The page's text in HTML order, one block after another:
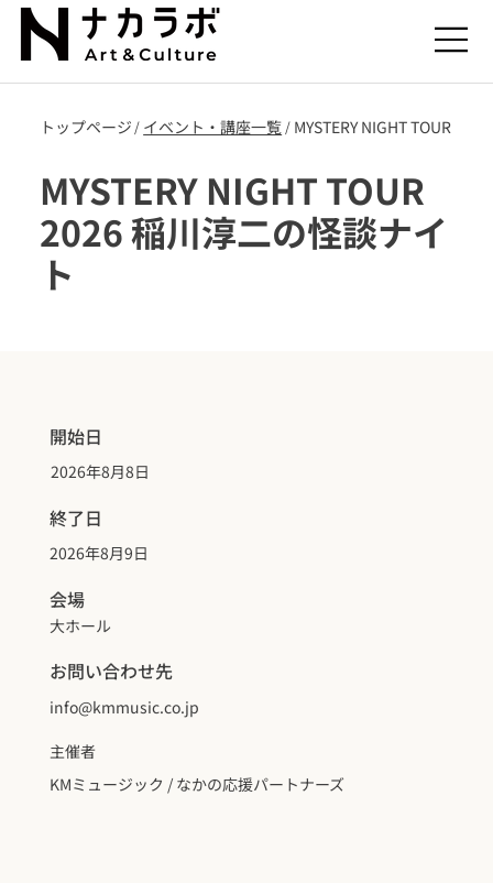
トップページ / ​イベント・講座一覧 / MYSTERY NIGHT TOUR
MYSTERY NIGHT TOUR
2026 稲川淳二の怪談ナイ
ト
開始日
2026年8月8日
終了日
2026年8月9日
会場
大ホール
お問い合わせ先
info@kmmusic.co.jp
主催者
KMミュージック / なかの応援パートナーズ